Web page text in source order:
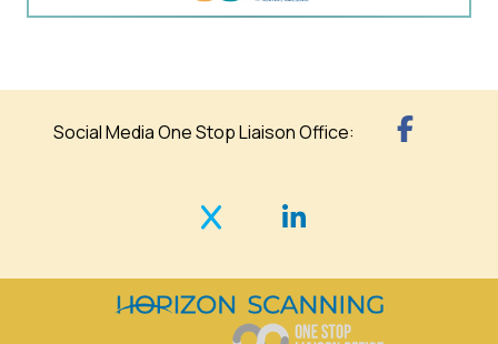
Social Media One Stop Liaison Office: